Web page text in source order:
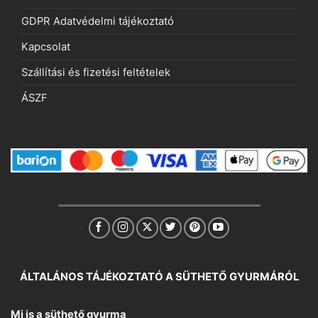
GDPR Adatvédelmi tájékoztató
Kapcsolat
Szállítási és fizetési feltételek
ÁSZF
ÁLTALÁNOS TÁJÉKOZTATÓ A SÜTHETŐ GYURMÁRÓL
Mi is a süthető gyurma